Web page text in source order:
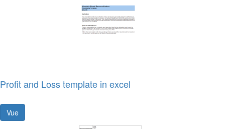
Profit and Loss template in excel
Vue